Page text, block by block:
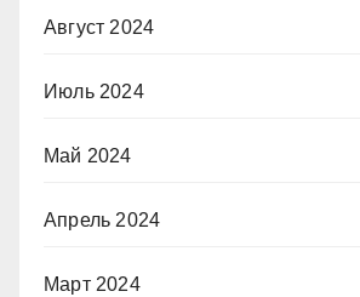
Август 2024
Июль 2024
Май 2024
Апрель 2024
Март 2024